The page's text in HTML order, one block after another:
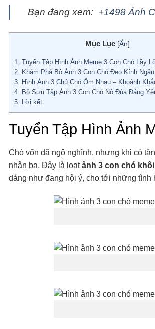
Bạn đang xem: +1498 Ảnh
Mục Lục [Ẩn]
1. Tuyển Tập Hình Ảnh Meme 3 Con Chó Lầy
2. Khám Phá Bộ Ảnh 3 Con Chó Đeo Kính
3. Hình Ảnh 3 Chú Chó Ôm Nhau – Khoảnh
4. Bộ Sưu Tập Ảnh 3 Con Chó Nô Đùa Đáng
5. Lời kết
Tuyển Tập Hình Ảnh
Chó vốn đã ngộ nghĩnh, nhưng khi có
nhân ba. Đây là loạtảnh 3 con chó
dáng như đang hội ý, cho tới những tình